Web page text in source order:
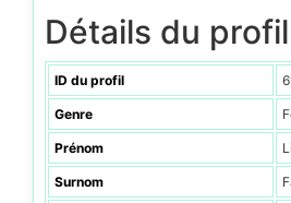
Détails du profil
ID du profil
Genre
Prénom
Surnom